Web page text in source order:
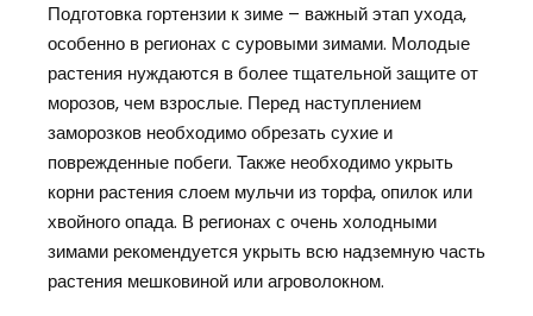
Подготовка гортензии к зиме – важный этап ухода,
особенно в регионах с суровыми зимами. Молодые
растения нуждаются в более тщательной защите от
морозов, чем взрослые. Перед наступлением
заморозков необходимо обрезать сухие и
поврежденные побеги. Также необходимо укрыть
корни растения слоем мульчи из торфа, опилок или
хвойного опада. В регионах с очень холодными
зимами рекомендуется укрыть всю надземную часть
растения мешковиной или агроволокном.